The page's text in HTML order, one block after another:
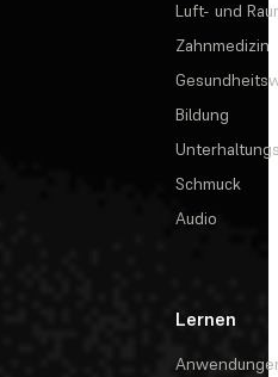
Luft- und
Zahnmedizin
Bildung
Schmuck
Audio
Lernen